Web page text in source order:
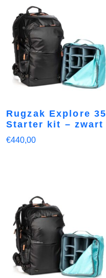
Rugzak Explore 35
Starter kit – zwart
€440,00